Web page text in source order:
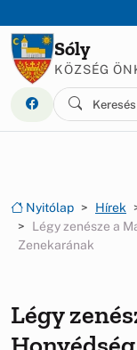
Sóly
KÖZSÉG
Nyitólap Hírek
Légy zenésze a
Zenekarának
Légy